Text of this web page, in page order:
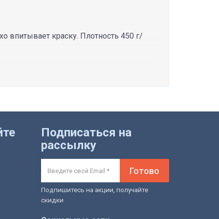
впитывает краску. Плотность 450 г/
Подписаться на
рассылку
Готово
Подпишитесь на акции, получайте
скидки